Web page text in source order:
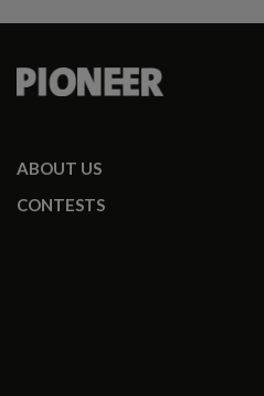
ABOUT US
CONTESTS